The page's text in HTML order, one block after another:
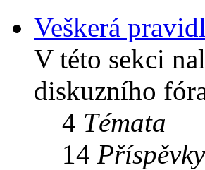
Veškerá
V této sekci
diskuzního
4 Témata
14 Příspěvky